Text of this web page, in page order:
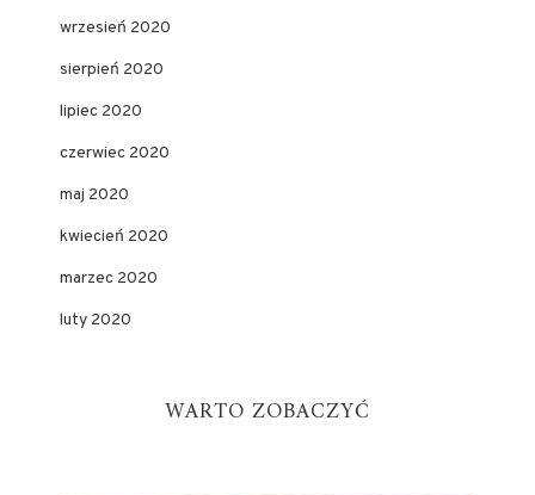
wrzesień 2020
sierpień 2020
lipiec 2020
czerwiec 2020
maj 2020
kwiecień 2020
marzec 2020
luty 2020
WARTO ZOBACZYĆ